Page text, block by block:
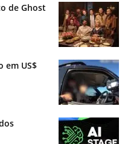
de Ghost
em US$